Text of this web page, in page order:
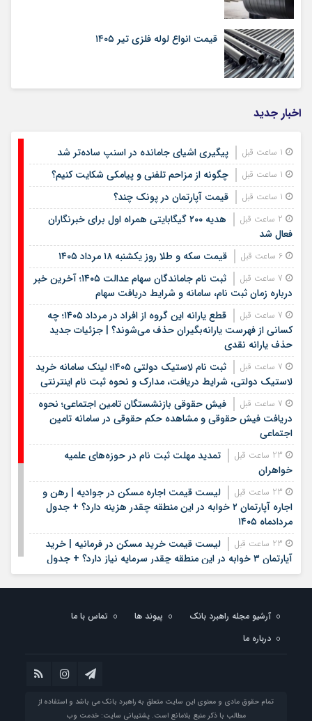
قیمت انواع لوله فلزی تیر ۱۴۰۵
اخبار جدید
پیگیری اشیای جامانده در اسنپ ساده‌تر شد
چگونه از مزاحم تلفنی و پیامکی شکایت کنیم؟
قیمت آپارتمان در پونک چند؟
هدیه ۲۰۰ گیگابایتی همراه اول برای خبرنگاران
فعال شد
قیمت سکه و طلا روز یکشنبه ۱۸ مرداد ۱۴۰۵
ثبت نام جاماندگان سهام عدالت ۱۴۰۵؛ آخرین خبر
درباره زمان ثبت نام، سامانه و شرایط دریافت سهام
قطع یارانه این گروه از افراد در مرداد ۱۴۰۵؛ چه
کسانی از فهرست یارانه‌بگیران حذف می‌شوند؟ | جزئیات جدید
حذف یارانه نقدی
ثبت نام لاستیک دولتی ۱۴۰۵؛ لینک سامانه خرید
لاستیک دولتی، شرایط دریافت، مدارک و نحوه ثبت نام اینترنتی
فیش حقوقی بازنشستگان تامین اجتماعی؛ نحوه
دریافت فیش حقوقی و مشاهده حکم حقوقی در سامانه تامین
اجتماعی
تمدید مهلت ثبت نام در حوزه‌های علمیه
خواهران
لیست قیمت اجاره مسکن در جوادیه | رهن و
اجاره آپارتمان ۲ خوابه در این منطقه چقدر هزینه دارد؟ + جدول
مردادماه ۱۴۰۵
لیست قیمت خرید مسکن در فرمانیه | خرید
آپارتمان ۳ خوابه در این منطقه چقدر سرمایه نیاز دارد؟ + جدول
مردادماه ۱۴۰۵
نام‌نویسی در آزمون علوم پزشکی اعلام شد
زمان فروش بلیت زائران دهه پایانی صفر مشخص شد
آرشیو مجله راهبرد بانک پیوند ها
تماس با ما
درباره ما
تمام حقوق مادی و معنوی این سایت متعلق به راهبرد بانک می باشد و استفاده از
مطالب با ذکر منبع بلامانع است. پشتیبانی سایت:خدمت وب